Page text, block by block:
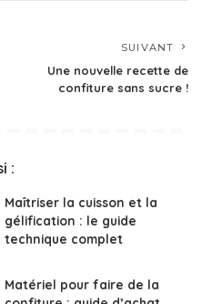
SUIVANT
Une nouvelle recette de
confiture sans sucre !
:
Maîtriser la cuisson et la
gélification : le guide
technique complet
Matériel pour faire de la